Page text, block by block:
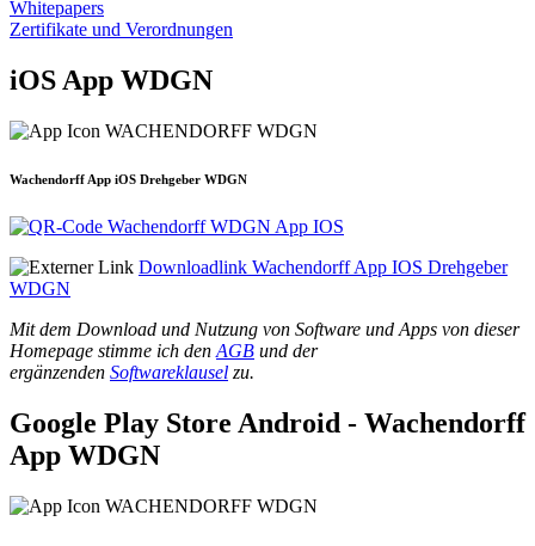
Whitepapers
Zertifikate und Verordnungen
iOS App WDGN
Wachendorff App iOS Drehgeber WDGN
Downloadlink Wachendorff App IOS Drehgeber
WDGN
Mit dem Download und Nutzung von Software und Apps von dieser
Homepage stimme ich den AGB und der
ergänzenden Softwareklausel zu.
Google Play Store Android - Wachendorff
App WDGN